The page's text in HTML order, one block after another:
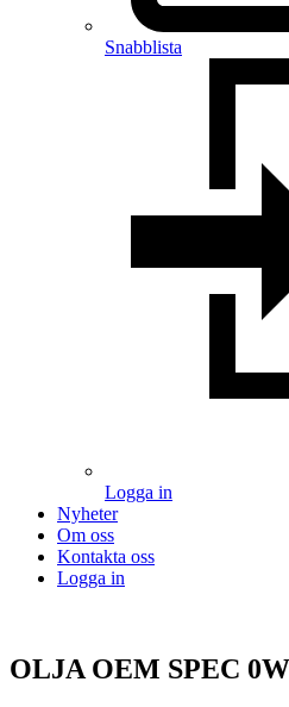
Snabblista
Logga in
Nyheter
Om oss
Kontakta oss
Logga in
OLJA OEM SPEC